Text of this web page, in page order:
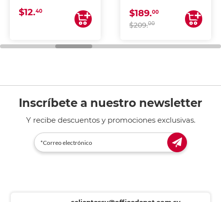
$12.40 $189.00
$209.00
Inscríbete a nuestro newsletter
Y recibe descuentos y promociones exclusivas.